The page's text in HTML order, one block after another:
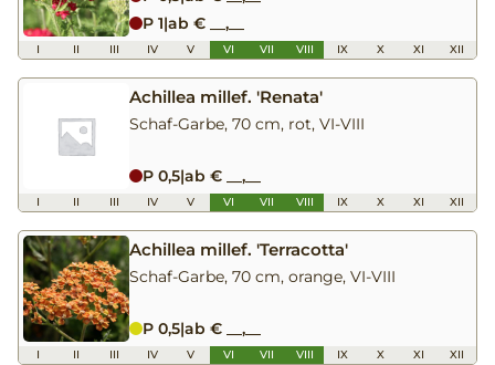
P 1|ab € __,__
I II III IV V VI VII VIII IX X XI XII
Achillea millef. 'Renata'
Schaf-Garbe, 70 cm, rot, VI-VIII
P 0,5|ab € __,__
I II III IV V VI VII VIII IX X XI XII
Achillea millef. 'Terracotta'
Schaf-Garbe, 70 cm, orange, VI-VIII
P 0,5|ab € __,__
I II III IV V VI VII VIII IX X XI XII